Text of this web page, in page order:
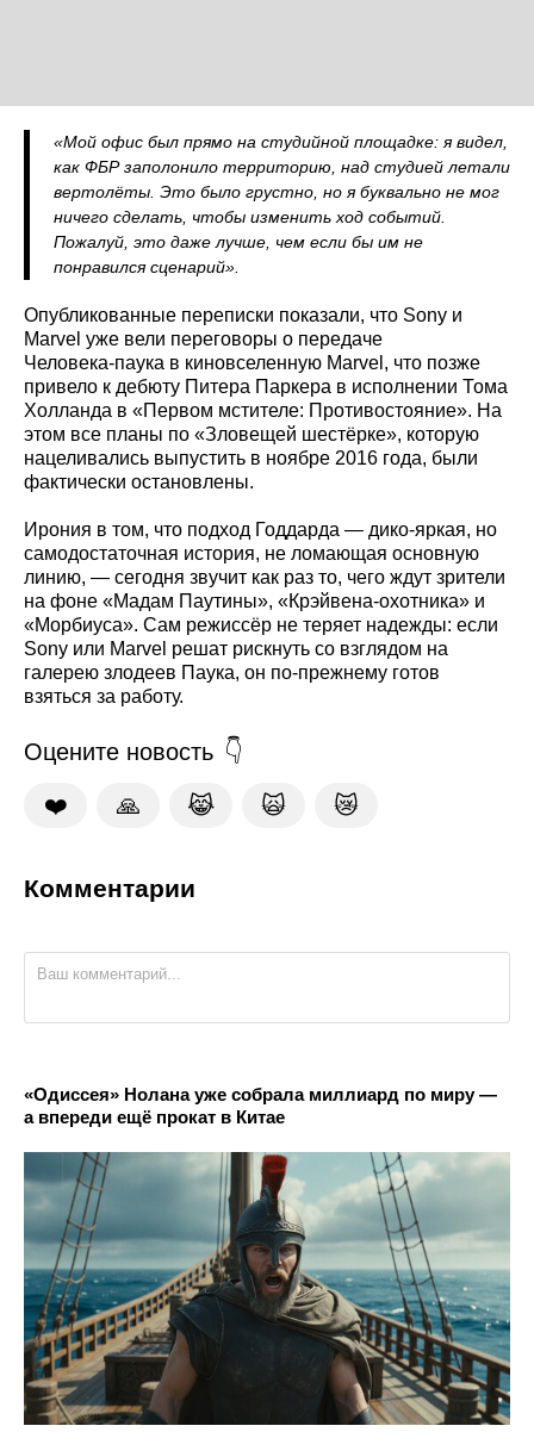
«Мой офис был прямо на студийной площадке: я видел,
как ФБР заполонило территорию, над студией летали
вертолёты. Это было грустно, но я буквально не мог
ничего сделать, чтобы изменить ход событий.
Пожалуй, это даже лучше, чем если бы им не
понравился сценарий».
Опубликованные переписки показали, что Sony и
Marvel уже вели переговоры о передаче
Человека‑паука в киновселенную Marvel, что позже
привело к дебюту Питера Паркера в исполнении Тома
Холланда в «Первом мстителе: Противостояние». На
этом все планы по «Зловещей шестёрке», которую
нацеливались выпустить в ноябре 2016 года, были
фактически остановлены.
Ирония в том, что подход Годдарда — дико-яркая, но
самодостаточная история, не ломающая основную
линию, — сегодня звучит как раз то, чего ждут зрители
на фоне «Мадам Паутины», «Крэйвена-охотника» и
«Морбиуса». Сам режиссёр не теряет надежды: если
Sony или Marvel решат рискнуть со взглядом на
галерею злодеев Паука, он по‑прежнему готов
взяться за работу.
Оцените новость
❤️ 🙏 😹 🙀 😿
Комментарии
«Одиссея» Нолана уже собрала миллиард по миру —
а впереди ещё прокат в Китае